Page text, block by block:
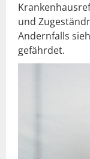
und
Andernfalls
gefährdet.